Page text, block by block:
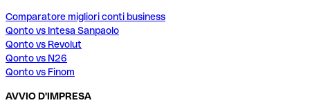
Comparatore migliori conti business
Qonto vs Intesa Sanpaolo
Qonto vs Revolut
Qonto vs N26
Qonto vs Finom
AVVIO D'IMPRESA